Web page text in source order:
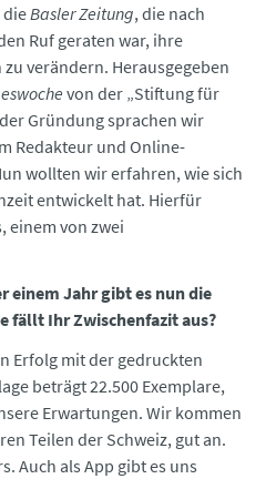
dieBasler Zeitung, die nach
Ruf geraten war, ihre
verändern. Herausgegeben
von der „Stiftung für
Gründung sprachen wir
Redakteur und Online-
wollten wir erfahren, wie sich
entwickelt hat. Hierfür
einem von zwei
einem Jahr gibt es nun die
fällt Ihr Zwischenfazit aus?
Erfolg mit der gedruckten
beträgt 22.500 Exemplare,
Erwartungen. Wir kommen
Teilen der Schweiz, gut an.
Auch als App gibt es uns